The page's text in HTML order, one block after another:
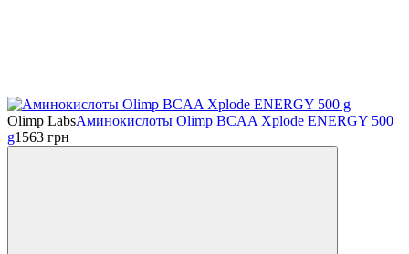
Olimp LabsАминокислоты Olimp BCAA Xplode ENERGY 500
g1563 грн